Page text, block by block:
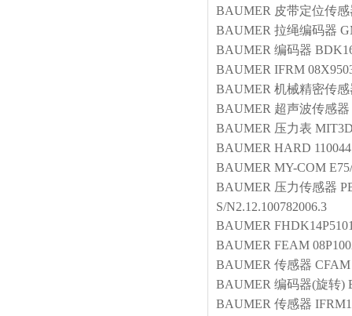
BAUMER 皮带定位传
BAUMER 拉绳编码器
BAUMER 编码器
BAUMER IFRM
BAUMER 机械精密传感
BAUMER 超声波传感器
BAUMER 压力表
BAUMER HARD
BAUMER MY-COM
BAUMER 压力传感器
S/N2.12.100782006.3
BAUMER
BAUMER FEAM
BAUMER 传感器 CFAM
BAUMER 编码器(旋转)
BAUMER 传感器